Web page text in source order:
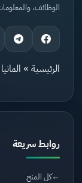
الوظائف،
الرئيسية » المانيا
روابط سريعة
كل المنح